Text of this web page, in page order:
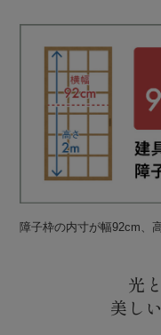
障子枠の内寸が幅92cm、
光
美し